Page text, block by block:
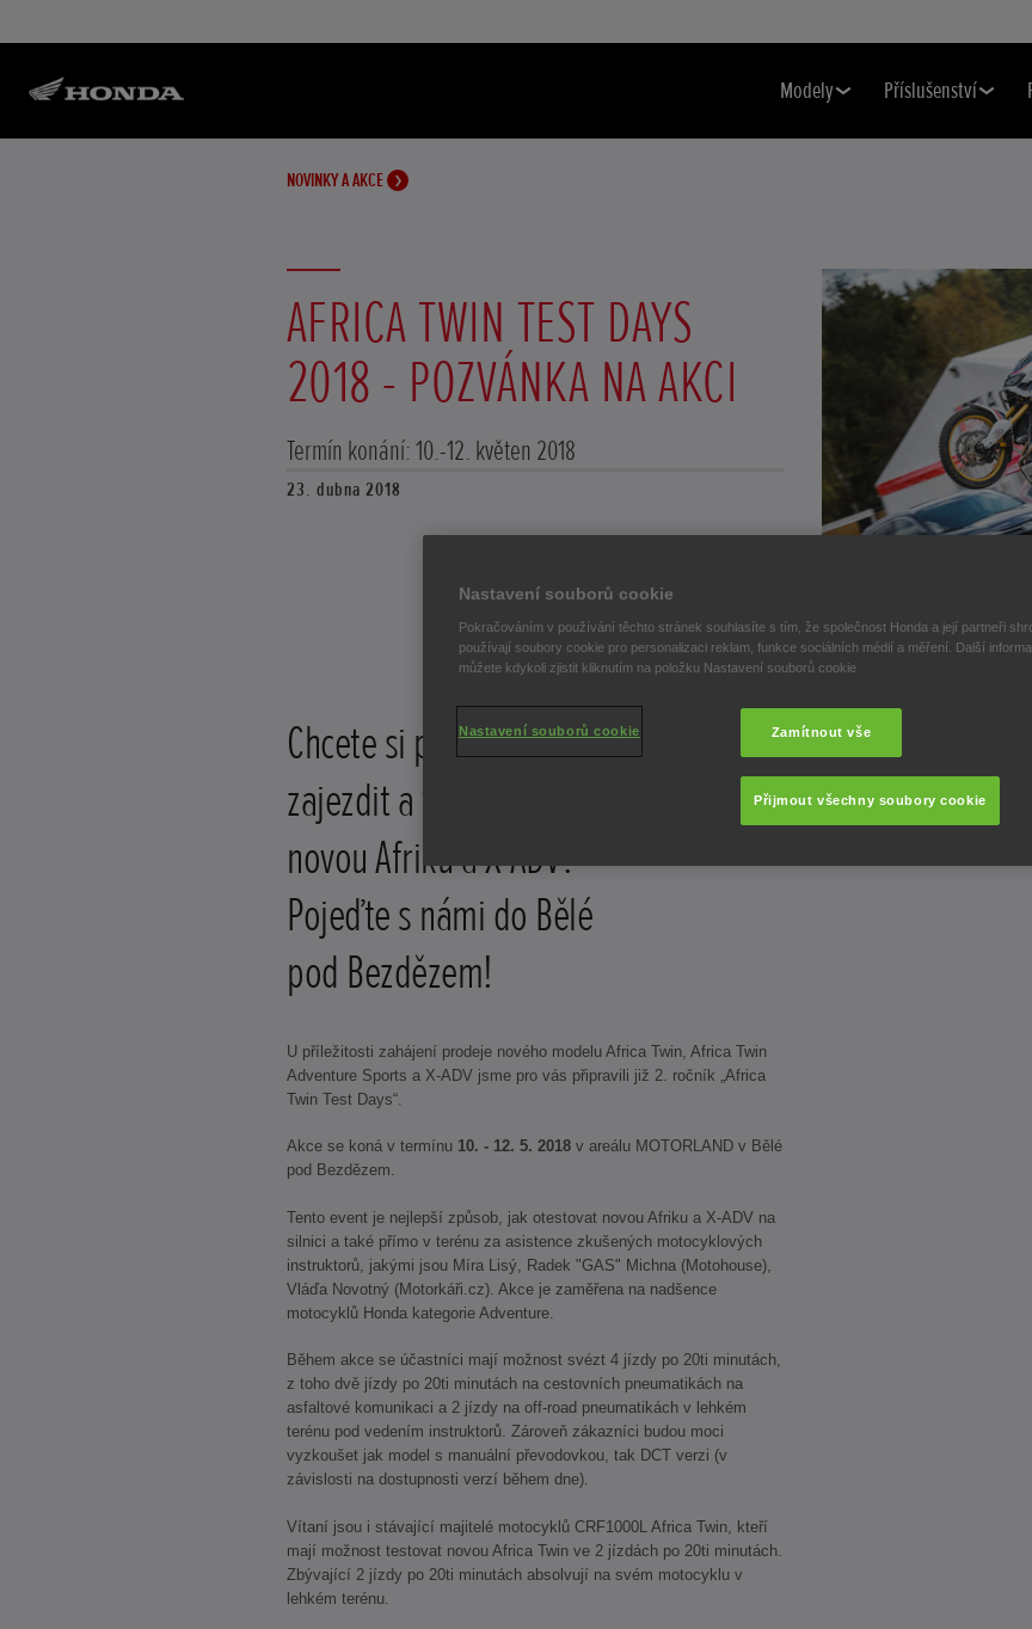
Modely Příslušenství
NOVINKY A AKCE
AFRICA TWIN TEST DAYS
2018 - POZVÁNKA NA AKCI
Termín konání: 10.-12. květen 2018
23. dubna 2018
Chcete si pořádně
zajezdit a vyzkoušet
novou Afriku a X-ADV?
Pojeďte s námi do Bělé
pod Bezdězem!
U příležitosti zahájení prodeje nového modelu Africa Twin, Africa Twin
Adventure Sports a X-ADV jsme pro vás připravili již 2. ročník „Africa
Twin Test Days“.
Akce se koná v termínu 10. - 12. 5. 2018 v areálu MOTORLAND v Bělé
pod Bezdězem.
Tento event je nejlepší způsob, jak otestovat novou Afriku a X-ADV na
silnici a také přímo v terénu za asistence zkušených motocyklových
instruktorů, jakými jsou Míra Lisý, Radek "GAS" Michna (Motohouse),
Vláďa Novotný (Motorkáři.cz). Akce je zaměřena na nadšence
motocyklů Honda kategorie Adventure.
Během akce se účastníci mají možnost svézt 4 jízdy po 20ti minutách,
z toho dvě jízdy po 20ti minutách na cestovních pneumatikách na
asfaltové komunikaci a 2 jízdy na off-road pneumatikách v lehkém
terénu pod vedením instruktorů. Zároveň zákazníci budou moci
vyzkoušet jak model s manuální převodovkou, tak DCT verzi (v
závislosti na dostupnosti verzí během dne).
Vítaní jsou i stávající majitelé motocyklů CRF1000L Africa Twin, kteří
mají možnost testovat novou Africa Twin ve 2 jízdách po 20ti minutách.
Zbývající 2 jízdy po 20ti minutách absolvují na svém motocyklu v
lehkém terénu.
Nastavení souborů cookie
Pokračováním v používání těchto stránek souhlasíte s tím, že společnost Honda a její partneři
používají soubory cookie pro personalizaci reklam, funkce sociálních médií a měření. Další
můžete kdykoli zjistit kliknutím na položku Nastavení souborů cookie
Zamítnout vše
Přijmout všechny soubory cookie
Nastavení souborů cookie